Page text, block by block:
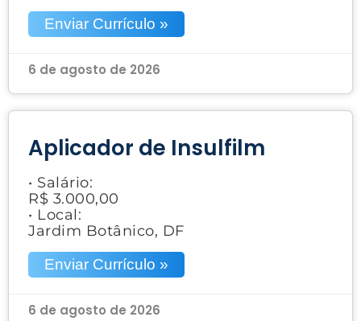
Enviar Currículo »
6 de agosto de 2026
Aplicador de Insulfilm
• Salário:
R$ 3.000,00
• Local:
Jardim Botânico, DF
Enviar Currículo »
6 de agosto de 2026